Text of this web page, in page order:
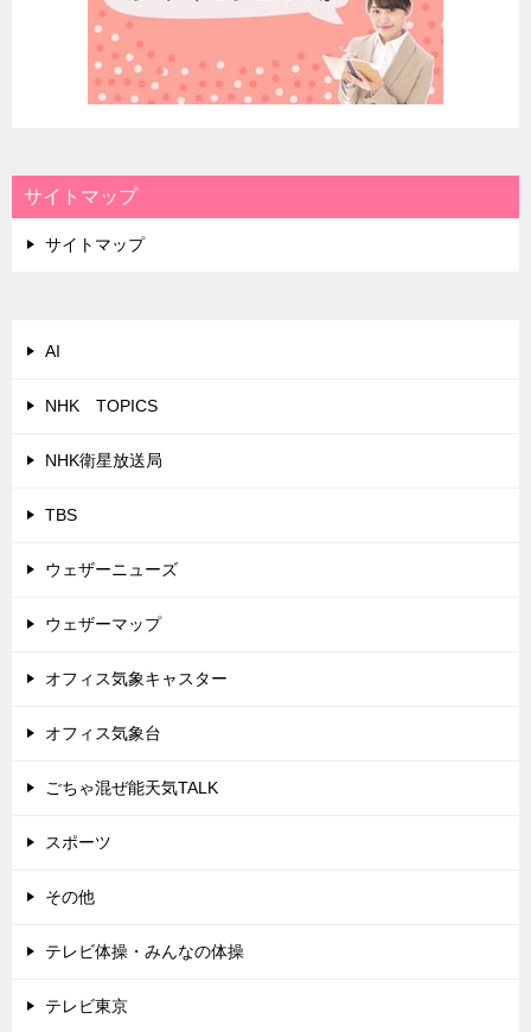
サイトマップ
サイトマップ
AI
NHK TOPICS
NHK衛星放送局
TBS
ウェザーニューズ
ウェザーマップ
オフィス気象キャスター
オフィス気象台
ごちゃ混ぜ能天気TALK
スポーツ
その他
テレビ体操・みんなの体操
テレビ東京